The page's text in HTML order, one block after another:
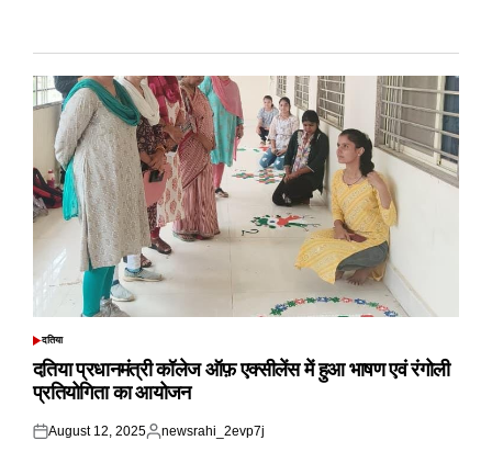
POSTED
दतिया
दतिया प्रधानमंत्री कॉलेज ऑफ़ एक्सीलेंस में हुआ भाषण एवं रंगोली
प्रतियोगिता का आयोजन
Posted
August 12, 2025
Posted
newsrahi_2evp7j